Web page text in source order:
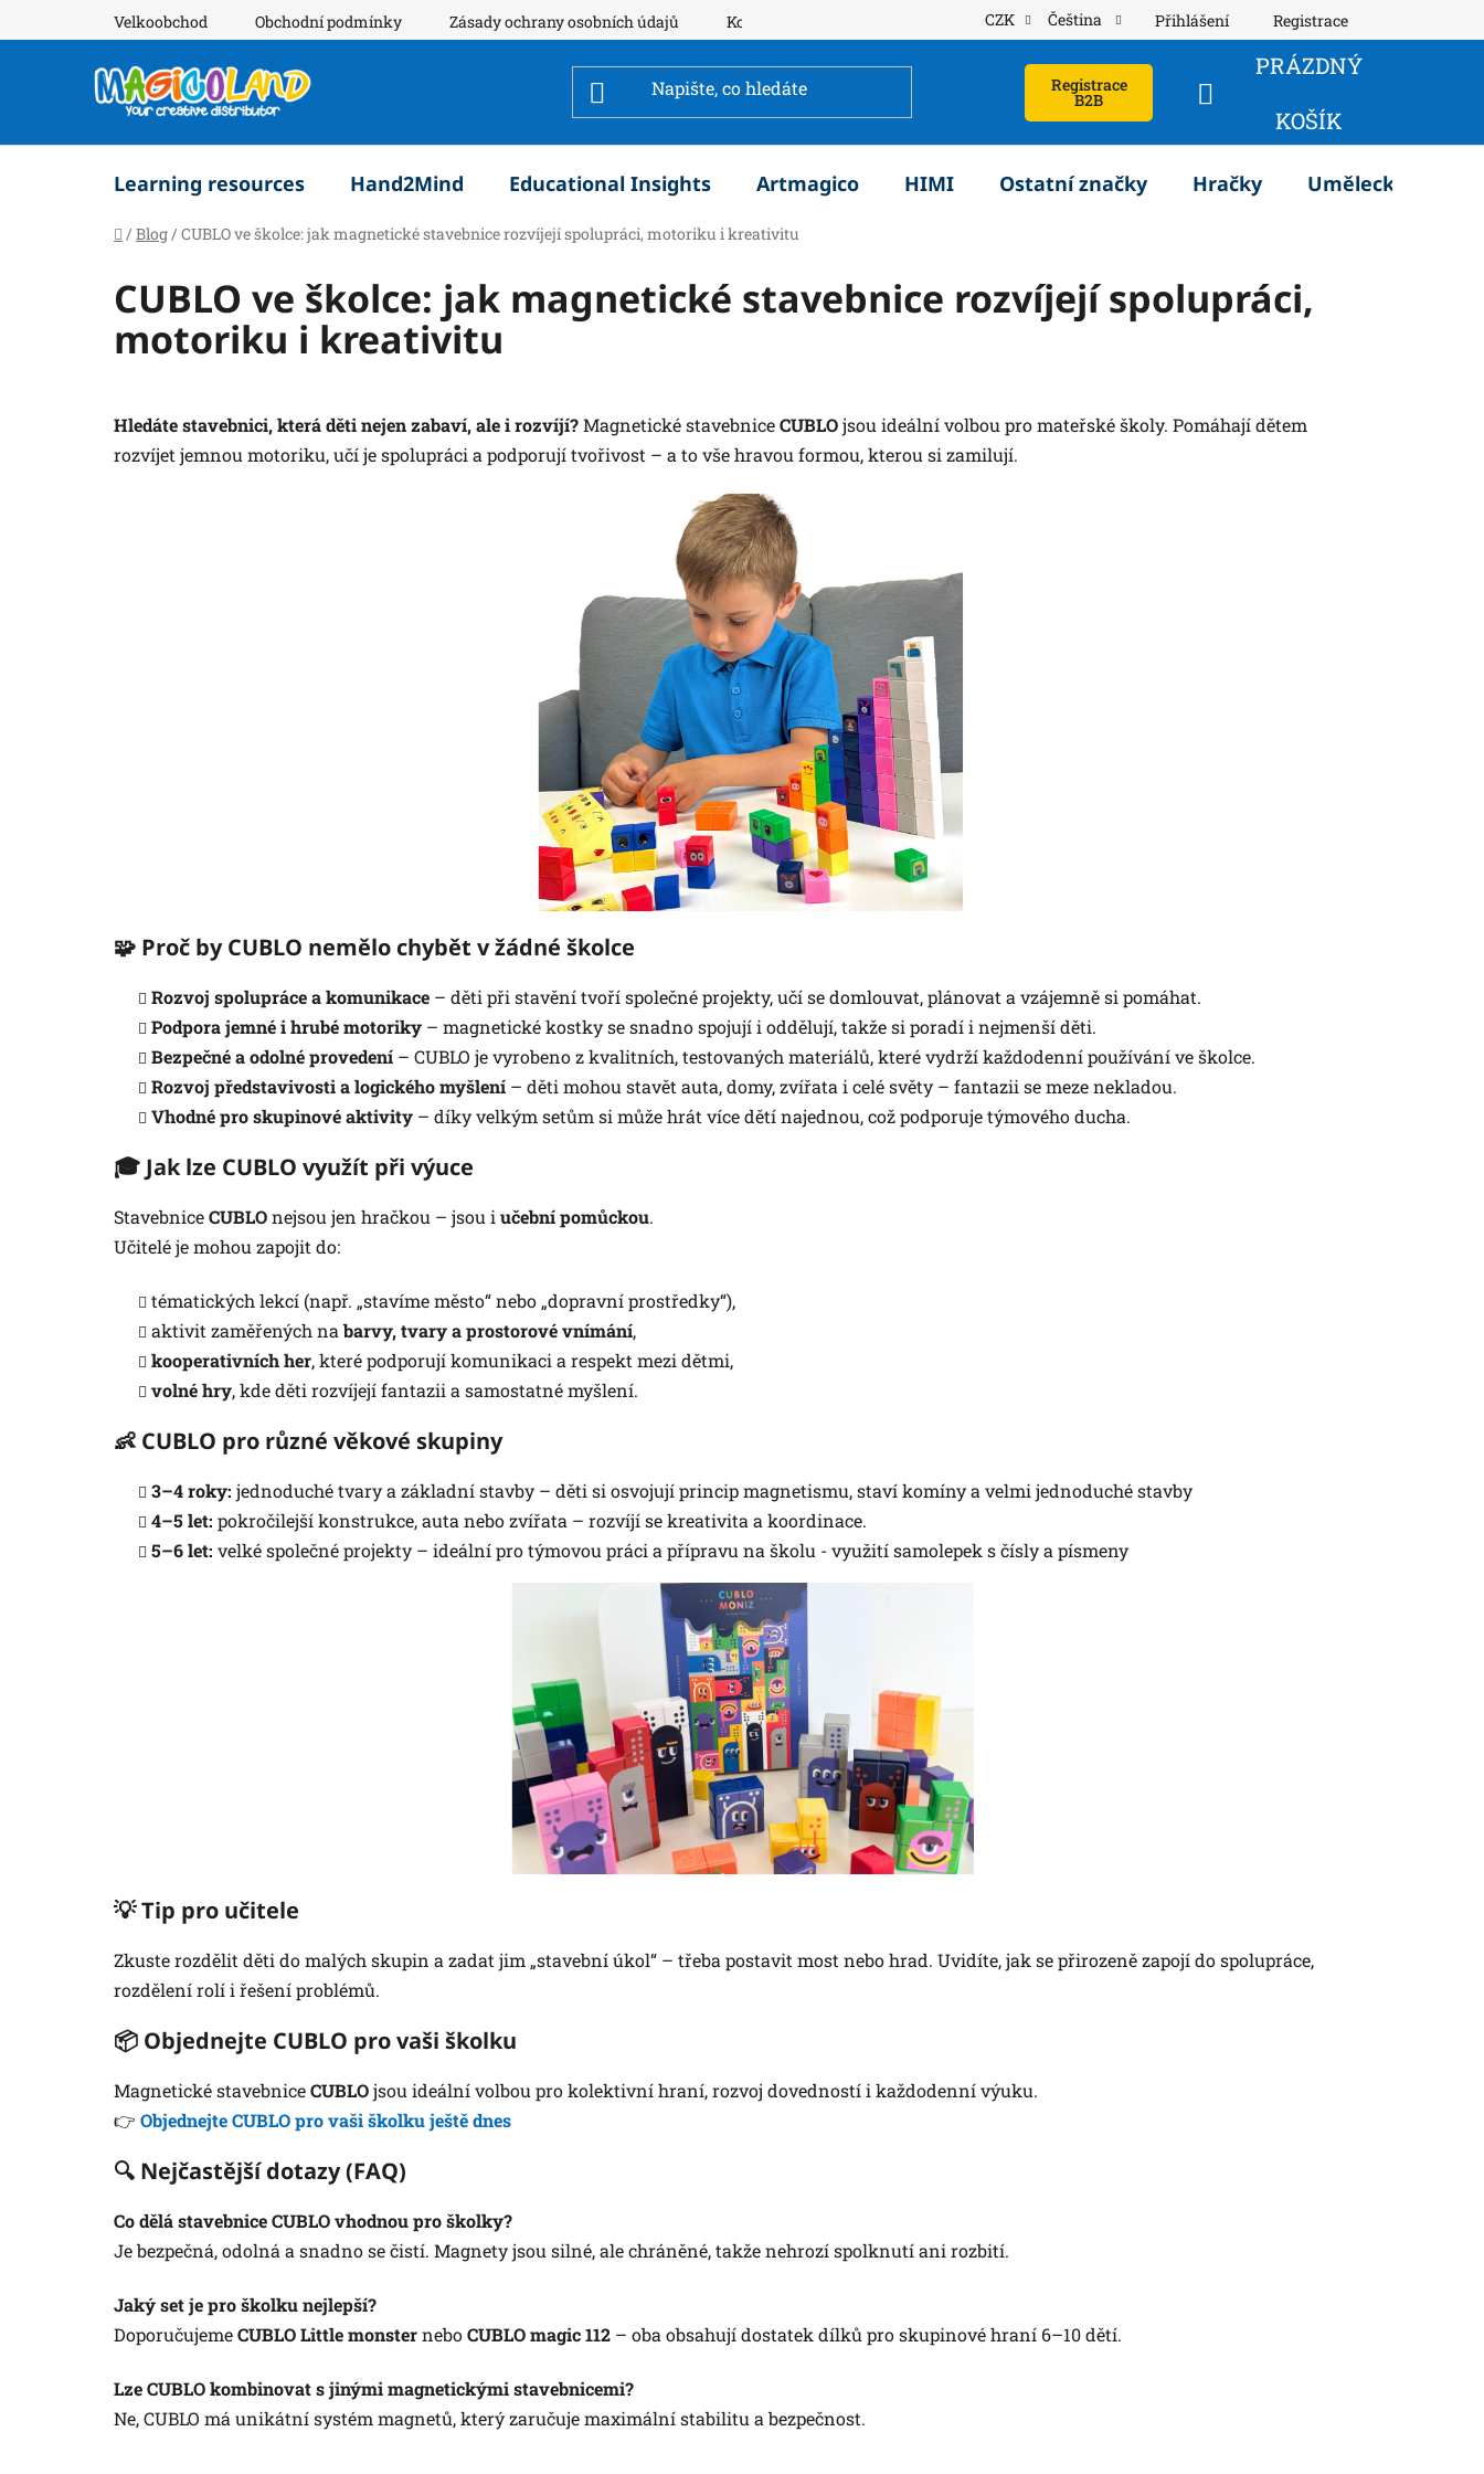
na
Velkoobchod Obchodní podmínky Zásady ochrany osobních údajů Kontakty CZK Čeština Přihlášení Registrace
Registrace
B2B
NÁKUPNÍ
KOŠÍK
PRÁZDNÝ
KOŠÍK
Learning resources Hand2Mind Educational Insights Artmagico HIMI Ostatní značky Hračky Umělecké
Domů
/ Blog / CUBLO ve školce: jak magnetické stavebnice rozvíjejí spolupráci, motoriku i kreativitu
CUBLO ve školce: jak magnetické stavebnice rozvíjejí spolupráci,
motoriku i kreativitu
Hledáte stavebnici, která děti nejen zabaví, ale i rozvíjí?Magnetické stavebniceCUBLOjsou ideální volbou pro mateřské školy. Pomáhají dětem
rozvíjet jemnou motoriku, učí je spolupráci a podporují tvořivost – a to vše hravou formou, kterou si zamilují.
🧩 Proč by CUBLO nemělo chybět v žádné školce
Rozvoj spolupráce a komunikace – děti při stavění tvoří společné projekty, učí se domlouvat, plánovat a vzájemně si pomáhat.
Podpora jemné i hrubé motoriky – magnetické kostky se snadno spojují i oddělují, takže si poradí i nejmenší děti.
Bezpečné a odolné provedení – CUBLO je vyrobeno z kvalitních, testovaných materiálů, které vydrží každodenní používání ve školce.
Rozvoj představivosti a logického myšlení – děti mohou stavět auta, domy, zvířata i celé světy – fantazii se meze nekladou.
Vhodné pro skupinové aktivity – díky velkým setům si může hrát více dětí najednou, což podporuje týmového ducha.
🎓 Jak lze CUBLO využít při výuce
StavebniceCUBLOnejsou jen hračkou – jsou i učební pomůckou.
Učitelé je mohou zapojit do:
tématických lekcí (např. „stavíme město“ nebo „dopravní prostředky“),
aktivit zaměřených nabarvy, tvary a prostorové vnímání,
kooperativních her, které podporují komunikaci a respekt mezi dětmi,
volné hry, kde děti rozvíjejí fantazii a samostatné myšlení.
👶 CUBLO pro různé věkové skupiny
3–4 roky: jednoduché tvary a základní stavby – děti si osvojují princip magnetismu, staví komíny a velmi jednoduché stavby
4–5 let: pokročilejší konstrukce, auta nebo zvířata – rozvíjí se kreativita a koordinace.
5–6 let: velké společné projekty – ideální pro týmovou práci a přípravu na školu - využití samolepek s čísly a písmeny
💡 Tip pro učitele
Zkuste rozdělit děti do malých skupin a zadat jim „stavební úkol“ – třeba postavit most nebo hrad. Uvidíte, jak se přirozeně zapojí do spolupráce,
rozdělení rolí i řešení problémů.
📦 Objednejte CUBLO pro vaši školku
Magnetické stavebniceCUBLOjsou ideální volbou pro kolektivní hraní, rozvoj dovedností i každodenní výuku.
👉 Objednejte CUBLO pro vaši školku ještě dnes
🔍 Nejčastější dotazy (FAQ)
Co dělá stavebnice CUBLO vhodnou pro školky?
Je bezpečná, odolná a snadno se čistí. Magnety jsou silné, ale chráněné, takže nehrozí spolknutí ani rozbití.
Jaký set je pro školku nejlepší?
DoporučujemeCUBLO Little monsterneboCUBLO magic 112 – oba obsahují dostatek dílků pro skupinové hraní 6–10 dětí.
Lze CUBLO kombinovat s jinými magnetickými stavebnicemi?
Ne, CUBLO má unikátní systém magnetů, který zaručuje maximální stabilitu a bezpečnost.